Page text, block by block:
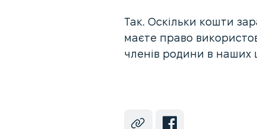
Так. Оскільки кошти
маєте право
членів родини в наших